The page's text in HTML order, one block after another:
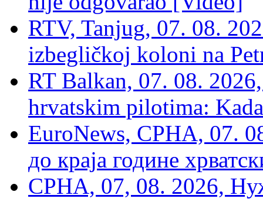
RTV, Tanjug, 07. 08.
izbegličkoj koloni na
RT Balkan, 07. 08.
hrvatskim pilotima:
EuroNews, СРНА, 07.
до краја године
СРНА, 07, 08. 2026,